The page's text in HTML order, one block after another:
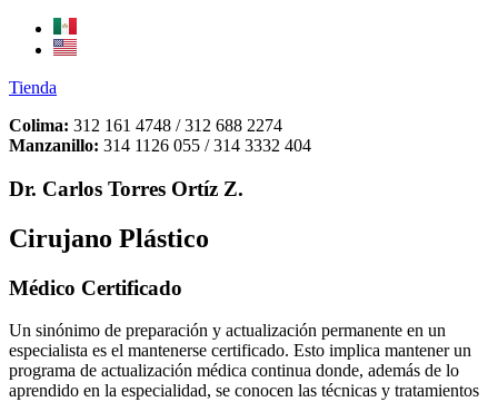
Tienda
Colima: 312 161 4748 / 312 688 2274
Manzanillo: 314 1126 055 / 314 3332 404
Dr. Carlos Torres Ortíz Z.
Cirujano Plástico
Médico Certificado
Un sinónimo de preparación y actualización permanente en un
especialista es el mantenerse certificado. Esto implica mantener un
programa de actualización médica continua donde, además de lo
aprendido en la especialidad, se conocen las técnicas y tratamientos